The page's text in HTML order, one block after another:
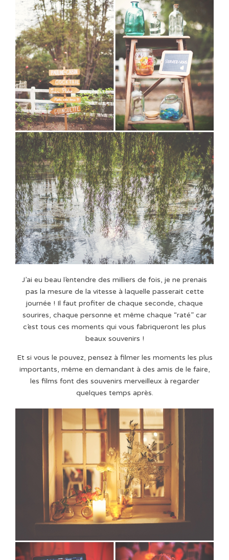
J’ai eu beau l’entendre des milliers de fois, je ne prenais
pas la mesure de la vitesse à laquelle passerait cette
journée ! Il faut profiter de chaque seconde, chaque
sourires, chaque personne et même chaque “raté” car
c’est tous ces moments qui vous fabriqueront les plus
beaux souvenirs !
Et si vous le pouvez, pensez à filmer les moments les plus
importants, même en demandant à des amis de le faire,
les films font des souvenirs merveilleux à regarder
quelques temps après.